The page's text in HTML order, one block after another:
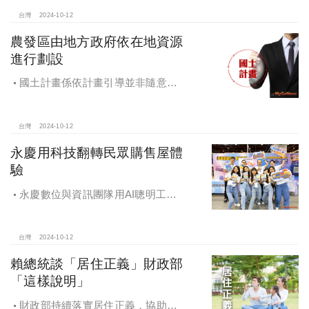
台灣 2024-10-12
農發區由地方政府依在地資源
進行劃設
國土計畫係依計畫引導並非隨意亂
台灣 2024-10-12
永慶用科技翻轉民眾購售屋體
驗
永慶數位與資訊團隊用AI聰明工
灣房產科技發展
台灣 2024-10-12
賴總統談「居住正義」財政部
「這樣說明」
財政部持續落實居住正義，協助經